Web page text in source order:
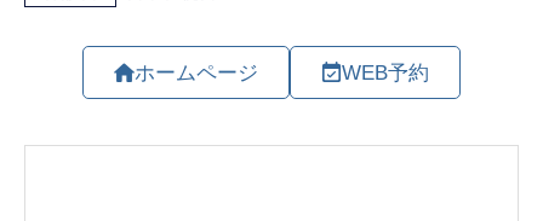
ホームページ WEB予約